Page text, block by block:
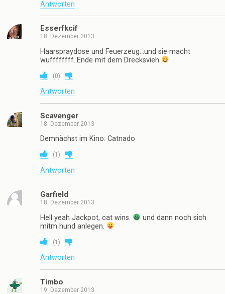
Antworten
Esserfkcif
18. Dezember 2013
Haarspraydose und Feuerzeug…und sie macht
wuffffffff..Ende mit dem Drecksvieh
(0)
Antworten
Scavenger
18. Dezember 2013
Demnächst im Kino: Catnado
(1 )
Antworten
Garfield
18. Dezember 2013
Hell yeah Jackpot, cat wins.
und dann noch sich
mitm hund anlegen.
(1 )
Antworten
Timbo
19. Dezember 2013